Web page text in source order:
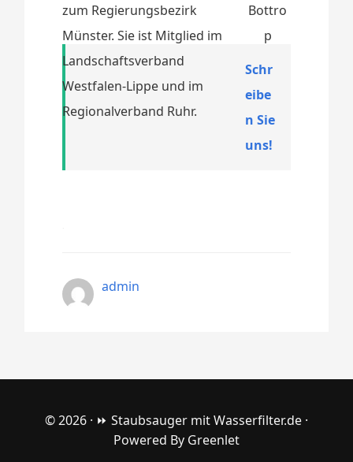
zum Regierungsbezirk
Münster. Sie ist Mitglied im
Landschaftsverband
Westfalen-Lippe und im
Regionalverband Ruhr.
Schr
eibe
n Sie
uns!
admin
© 2026 · ⏩ Staubsauger mit Wasserfilter.de ·
Powered By Greenlet